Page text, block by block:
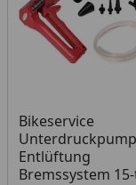
Bikeservice
Entlüftung
Bremssystem
Produkt am Lager